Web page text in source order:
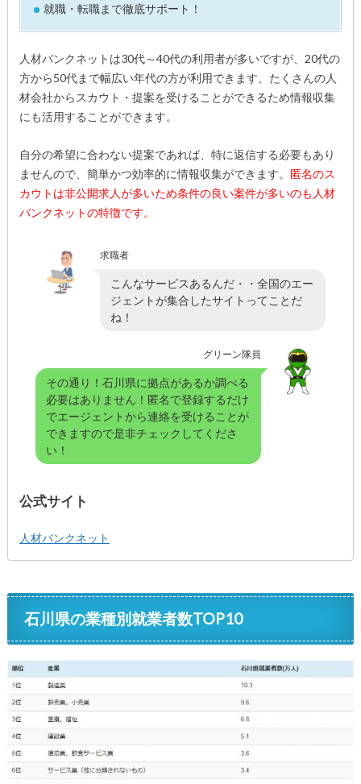
就職・転職まで徹底サポート！
人材バンクネットは30代～40代の利用者が多いですが、20代の
方から50代まで幅広い年代の方が利用できます。たくさんの人
材会社からスカウト・提案を受けることができるため情報収集
にも活用することができます。
自分の希望に合わない提案であれば、特に返信する必要もあり
ませんので、簡単かつ効率的に情報収集ができます。匿名のス
カウトは非公開求人が多いため条件の良い案件が多いのも人材
バンクネットの特徴です。
求職者
こんなサービスあるんだ・・全国のエー
ジェントが集合したサイトってことだ
ね！
グリーン隊員
その通り！石川県に拠点があるか調べる
必要はありません！匿名で登録するだけ
でエージェントから連絡を受けることが
できますので是非チェックしてくださ
い！
公式サイト
人材バンクネット
石川県の業種別就業者数TOP10